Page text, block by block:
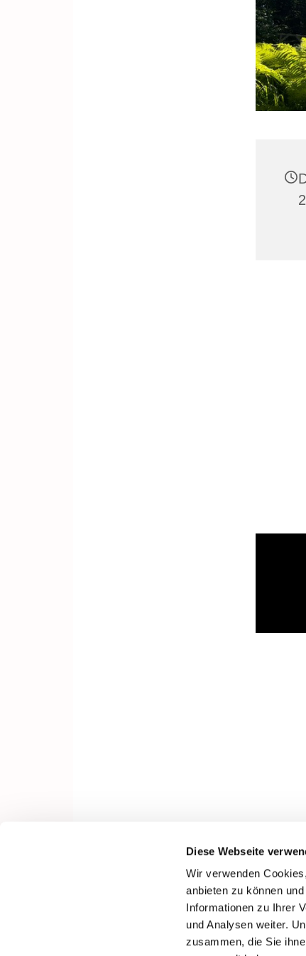
Diese Webseite
Wir verwenden
anbieten zu können
Informationen zu Ihrer
und Analysen weiter.
zusammen, die Sie